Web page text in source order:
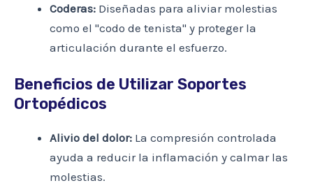
Coderas: Diseñadas para aliviar molestias
como el "codo de tenista" y proteger la
articulación durante el esfuerzo.
Beneficios de Utilizar Soportes
Ortopédicos
Alivio del dolor: La compresión controlada
ayuda a reducir la inflamación y calmar las
molestias.